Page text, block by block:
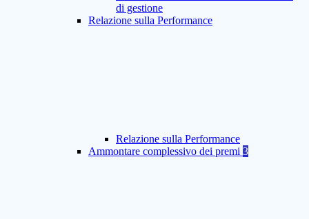
di gestione
Relazione sulla Performance
Relazione sulla Performance
Ammontare complessivo dei premi 3